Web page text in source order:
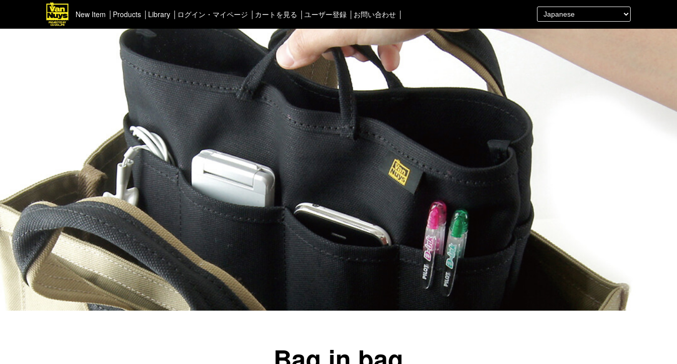
New Item Products
＜Pick up＞
ハイエンドシリーズ
ライトネスシリーズ
カスタマイズ
新商品（BackNumber）
時計ホルダー
VN301
カスタムバッグ
デジアナ格納庫
FreeFree トート
ちょっとミリタリー
カスタムパーツ
コピーノート
ふわふわケース
＜ポータブルオーディオケース＞
イヤフォンケース など／汎用
Astell&Kern
SONY
Cayin
＜Bag＞
ビジネスバッグ
リュック／バックパック
ショルダーバッグ
斜めがけショルダーバッグ
サブバッグ／ウエストバッグ
バッグインバッグ
トートバッグ
ボストンバッグ
カメラバッグ
＜Other＞
財布／カード、コインケース
便利なアタッチメント／パーツ
ショルダーベルト／パット
ストラップ／ネックストラップ
カメラ用ストラップ
キーケース／キーホルダー
スマートキーケース
車／自転車／バイク
マスク関連商品
＜スマートフォンケース＞
iPhone17 Pro Max／iPhone17 Pro
／iPhone17
iPhone16 Pro Max／iPhone15 Pro
＜PC／タブレットケース＞
MacBook
＜デジカメケース＞
SONY
Other
＜Case＞
予備バッテリー／電源ケース
電子タバコ／タバコケース
Library
渋谷店
徳島店
レディースショップ
即納ショップ
訳あり＆アウトレットShop
ブランドストーリー
スタッフブログ
ログイン・マイページ カートを見る ユーザー登録 お問い合わせ